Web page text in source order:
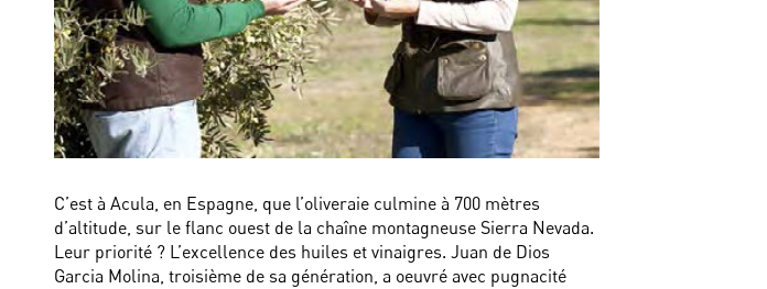
C’est à Acula, en Espagne, que l’oliveraie culmine à 700 mètres
d’altitude, sur le flanc ouest de la chaîne montagneuse Sierra Nevada.
Leur priorité ? L’excellence des huiles et vinaigres. Juan de Dios
Garcia Molina, troisième de sa génération, a oeuvré avec pugnacité